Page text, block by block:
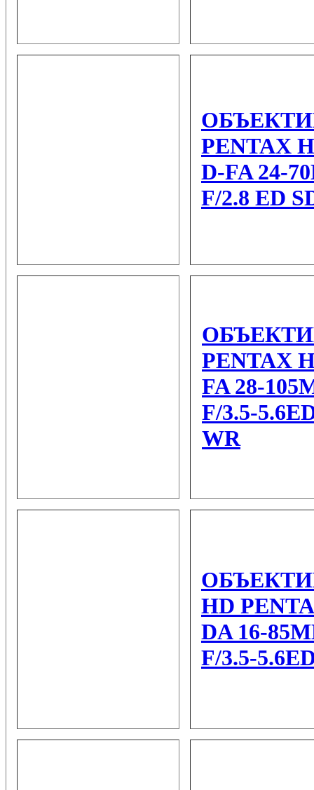
PENTAX
D-FA 24-
F/2.8 ED
PENTAX
FA 28-
F/3.5-
WR
HD
DA 16-
F/3.5-